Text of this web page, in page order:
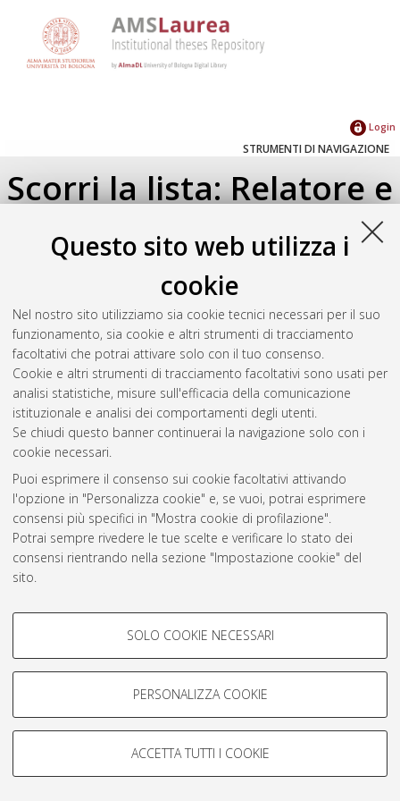
Questo sito web utilizza i
cookie
Nel nostro sito utilizziamo sia cookie tecnici necessari per il suo
funzionamento, sia cookie e altri strumenti di tracciamento
facoltativi che potrai attivare solo con il tuo consenso.
Cookie e altri strumenti di tracciamento facoltativi sono usati per
analisi statistiche, misure sull'efficacia della comunicazione
istituzionale e analisi dei comportamenti degli utenti.
Se chiudi questo banner continuerai la navigazione solo con i
cookie necessari.
Puoi esprimere il consenso sui cookie facoltativi attivando
l'opzione in "Personalizza cookie" e, se vuoi, potrai esprimere
consensi più specifici in "Mostra cookie di profilazione".
Potrai sempre rivedere le tue scelte e verificare lo stato dei
consensi rientrando nella sezione "Impostazione cookie" del
sito.
COOKIE DI PROFILAZIONE -
Si tratta di cookie utilizzati per analizzare le caratteristiche della
navigazione degli utenti, creare profili in base al loro comportamento
Mostra cookie di profilazione
COOKIE TECNICI - NECESSARI
SOLO COOKIE NECESSARI
PERSONALIZZA COOKIE
ACCETTA TUTTI I COOKIE
Login
STRUMENTI DI NAVIGAZIONE
Scorri la lista: Relatore e
Correlatore
Seleziona un valore dall'elenco sottostante.
2018(1)
2016(1)
Atom
Rss 1.0
AMS Laurea
Servizio implementato e gestito da AlmaDL
Condizioni d’uso del sito